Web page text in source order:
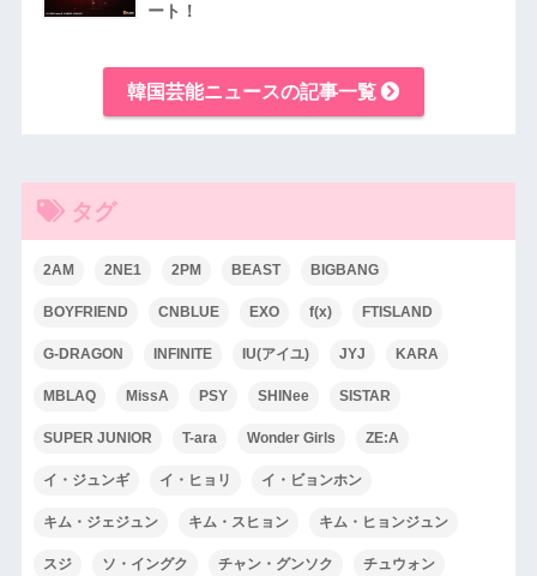
ート！
韓国芸能ニュースの記事一覧
タグ
2AM 2NE1 2PM BEAST BIGBANG
BOYFRIEND CNBLUE EXO f(x) FTISLAND
G-DRAGON INFINITE IU(アイユ) JYJ KARA
MBLAQ MissA PSY SHINee SISTAR
SUPER JUNIOR T-ara Wonder Girls ZE:A
イ・ジュンギ イ・ヒョリ イ・ビョンホン
キム・ジェジュン キム・スヒョン キム・ヒョンジュン
スジ ソ・イングク チャン・グンソク チュウォン